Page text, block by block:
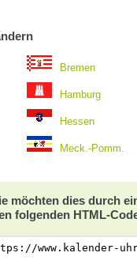
Bremen
Hamburg
Hessen
Meck.-Pomm.
möchten dies durch
folgenden HTML-